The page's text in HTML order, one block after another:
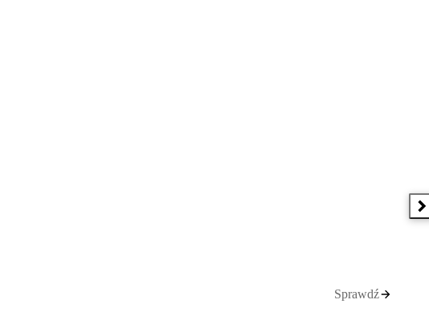
Sprawdź